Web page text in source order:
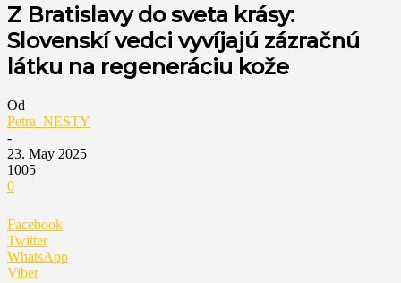
Z Bratislavy do sveta krásy:
Slovenskí vedci vyvíjajú zázračnú
látku na regeneráciu kože
Od
Petra_NESTY
-
23. May 2025
1005
0
Facebook
Twitter
WhatsApp
Viber